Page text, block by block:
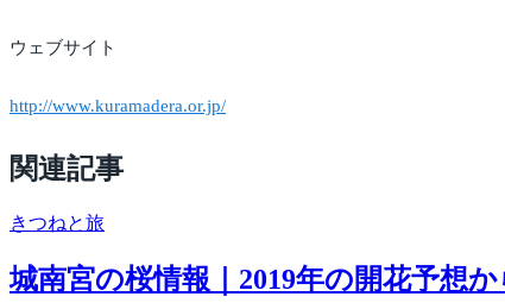
ウェブサイト
http://www.kuramadera.or.jp/
関連記事
きつねと旅
城南宮の桜情報｜2019年の開花予想